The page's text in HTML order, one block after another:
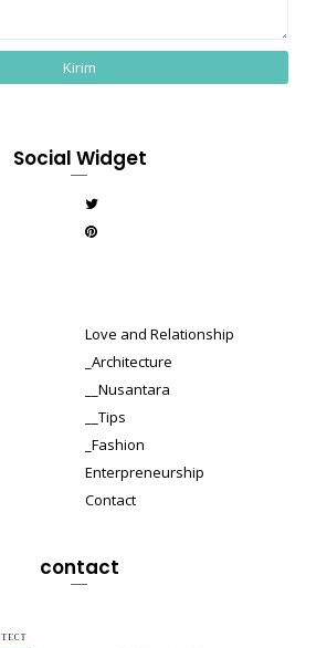
Social Widget
Love and Relationship
_Architecture
__Nusantara
__Tips
_Fashion
Enterpreneurship
Contact
contact